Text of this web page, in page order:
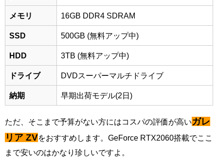
メモリ 16GB DDR4 SDRAM
SSD 500GB (無料アップ中)
HDD 3TB (無料アップ中)
ドライブ DVDスーパーマルチドライブ
納期 早期出荷モデル(2日)
ただ、そこまで予算がない方にはコスパの評価が高いガレ
リア ZVをおすすめ します。GeForce RTX2060搭載でここ
まで安いのはかなり珍しいですよ。